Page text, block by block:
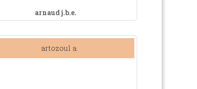
arnaud j.b.e.